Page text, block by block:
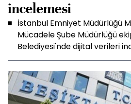
incelemesi
İstanbul Emniyet Müdürlüğü
Mücadele Şube Müdürlüğü
Belediyesi'nde dijital verileri